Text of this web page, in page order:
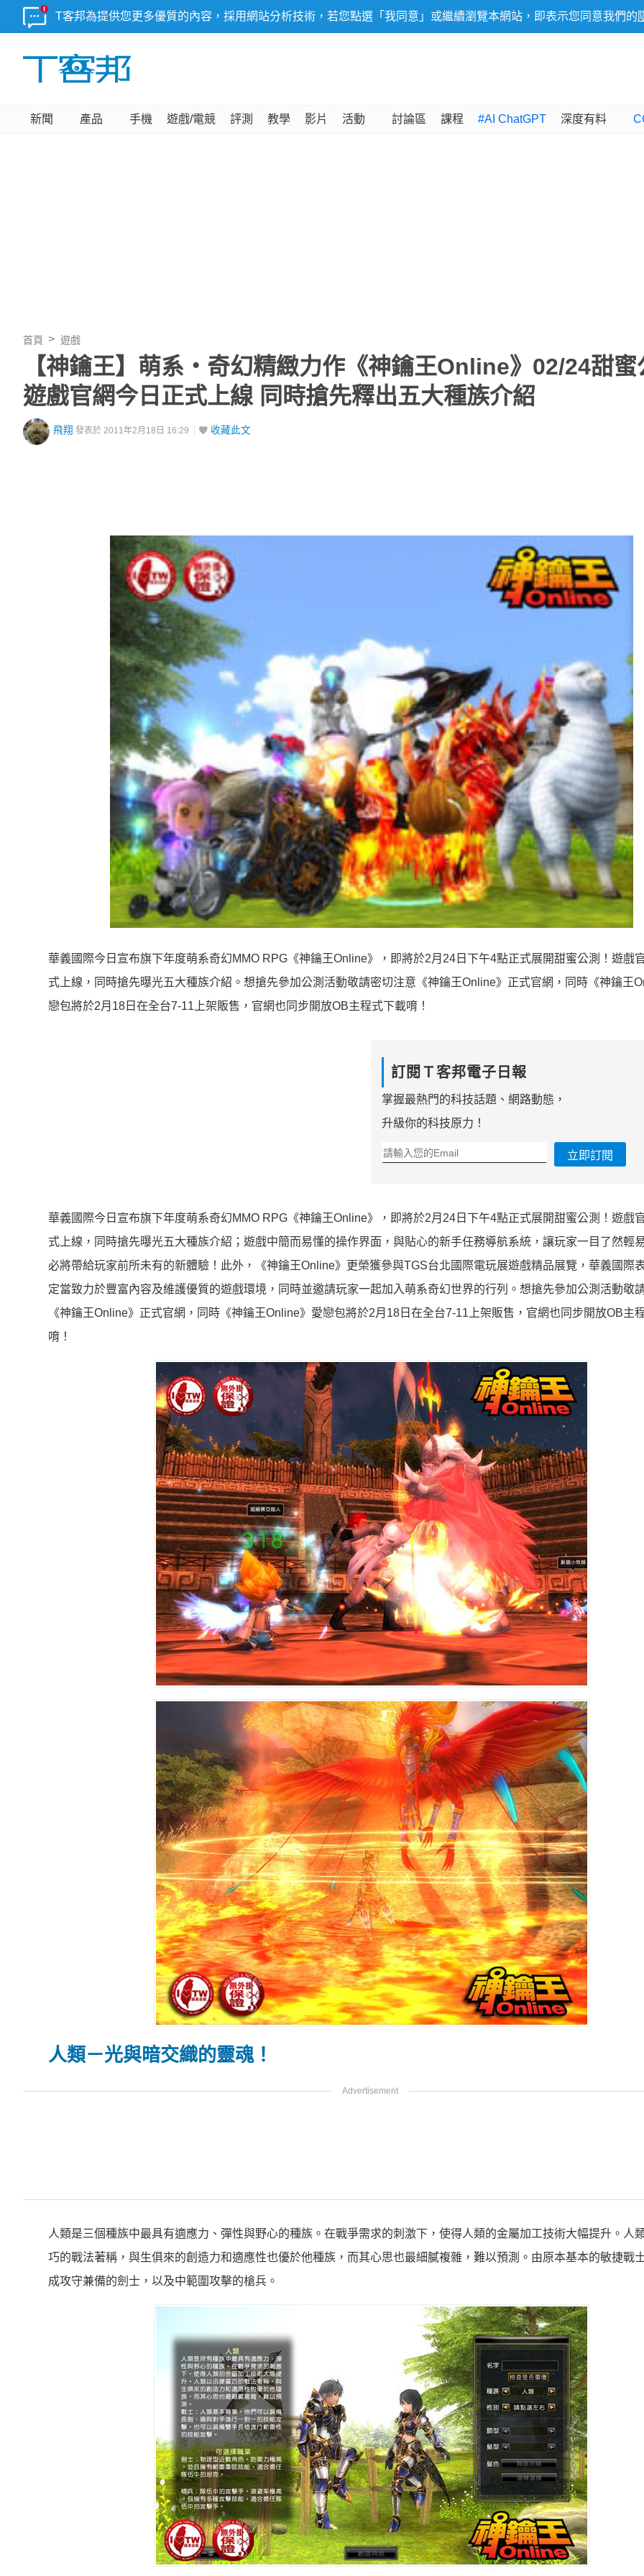
T客邦為提供您更多優質的內容，採用網站分析技術，若您點選「我同意」或繼續瀏覽本網站，即表示您同意我們的
新聞 產品 手機 遊戲/電競 評測 教學 影片 活動 討論區 課程 #AI ChatGPT 深度有料
首頁 遊戲
【神鑰王】萌系‧奇幻精緻力作《神鑰王Online》02/24甜蜜
遊戲官網今日正式上線 同時搶先釋出五大種族介紹
飛翔 發表於 2011年2月18日 16:29 收藏此文
華義國際今日宣布旗下年度萌系奇幻MMO RPG《神鑰王Online》，即將於2月24日下午4點正式展開甜蜜公測！遊戲
式上線，同時搶先曝光五大種族介紹。想搶先參加公測活動敬請密切注意《神鑰王Online》正式官網，同時《神鑰王
戀包將於2月18日在全台7-11上架販售，官網也同步開放OB主程式下載唷！
訂閱Ｔ客邦電子日報
掌握最熱門的科技話題、網路動態，
升級你的科技原力！
立即訂閱
華義國際今日宣布旗下年度萌系奇幻MMO RPG《神鑰王Online》，即將於2月24日下午4點正式展開甜蜜公測！遊戲
式上線，同時搶先曝光五大種族介紹；遊戲中簡而易懂的操作界面，與貼心的新手任務導航系統，讓玩家一目了然輕
必將帶給玩家前所未有的新體驗！此外，《神鑰王Online》更榮獲參與TGS台北國際電玩展遊戲精品展覽，華義國際
定當致力於豐富內容及維護優質的遊戲環境，同時並邀請玩家一起加入萌系奇幻世界的行列。想搶先參加公測活動敬
《神鑰王Online》正式官網，同時《神鑰王Online》愛戀包將於2月18日在全台7-11上架販售，官網也同步開放OB主
唷！
人類－光與暗交織的靈魂！
人類是三個種族中最具有適應力、彈性與野心的種族。在戰爭需求的刺激下，使得人類的金屬加工技術大幅提升。人
巧的戰法著稱，與生俱來的創造力和適應性也優於他種族，而其心思也最細膩複雜，難以預測。由原本基本的敏捷戰
成攻守兼備的劍士，以及中範圍攻擊的槍兵。